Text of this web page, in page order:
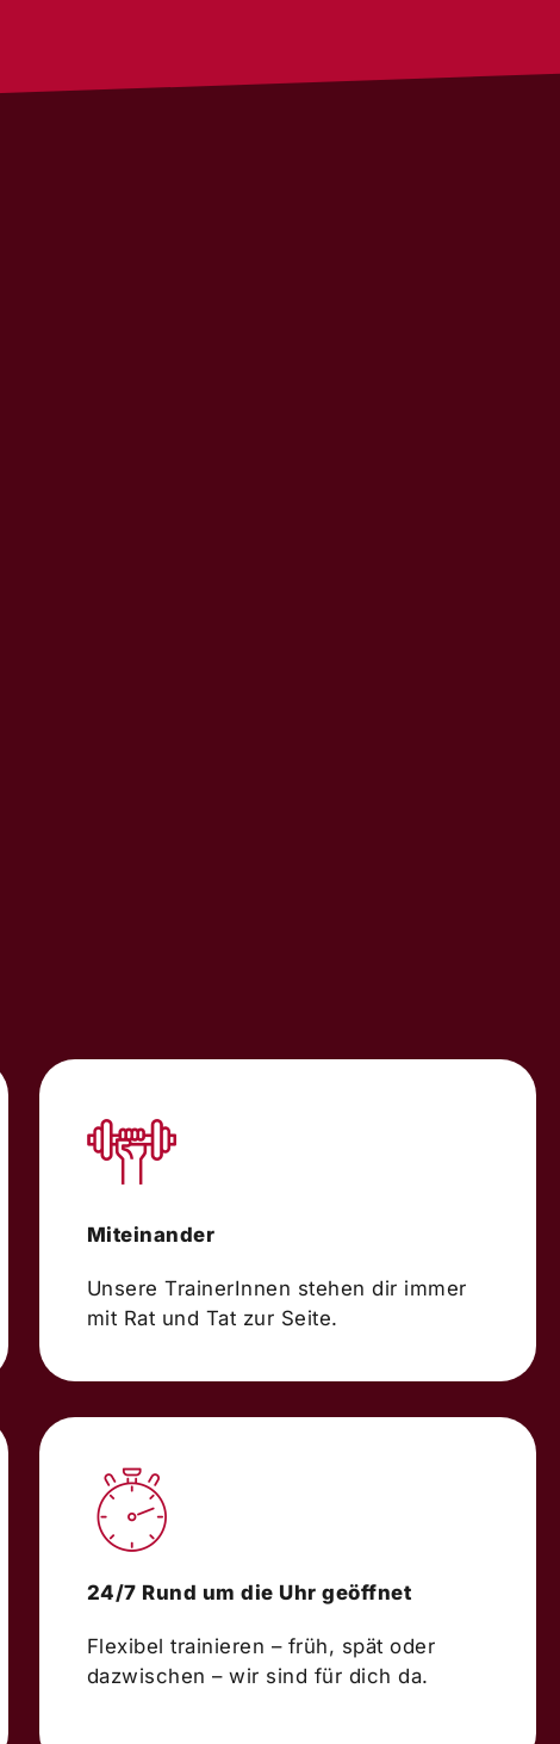
Miteinander
Unsere TrainerInnen stehen dir immer
mit Rat und Tat zur Seite.
24/7 Rund um die Uhr geöffnet
Flexibel trainieren – früh, spät oder
dazwischen – wir sind für dich da.